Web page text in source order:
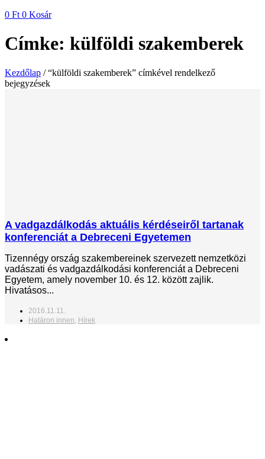
0 Ft 0 Kosár
Címke: külföldi szakemberek
Kezdőlap / “külföldi szakemberek” címkével rendelkező
bejegyzések
A vadgazdálkodás aktuális kérdéseiről tartanak
konferenciát a Debreceni Egyetemen
Tizennégy ország szakembereinek szervezett nemzetközi
vadászati és vadgazdálkodási konferenciát a Debreceni
Egyetem, amely november 10. és 12. között zajlik.
Hivatásos...
2016.11.11.
Határon innen, Hírek